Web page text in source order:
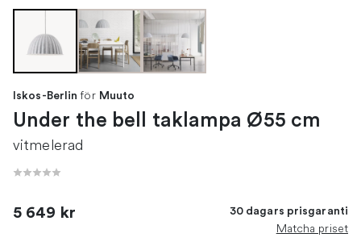
Iskos-Berlin för Muuto
Under the bell taklampa Ø55 cm
vitmelerad
5 649 kr 30 dagars prisgaranti
Matcha priset